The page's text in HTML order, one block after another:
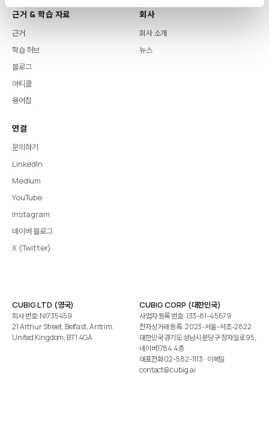
근거 & 학습 자료
근거
학습 허브
블로그
아티클
용어집
회사
회사 소개
뉴스
연결
문의하기
LinkedIn
Medium
YouTube
Instagram
네이버 블로그
X (Twitter)
CUBIG LTD (영국)
회사 번호: NI735459
21 Arthur Street, Belfast, Antrim,
United Kingdom, BT1 4GA
CUBIG CORP (대한민국)
사업자 등록 번호: 133-81-45679
전자상거래 등록: 2023-서울-서초-2822
대한민국 경기도 성남시 분당구 정자일로 95,
네이버1784 4층
대표전화02-582-1113 · 이메일
contact@cubig.ai